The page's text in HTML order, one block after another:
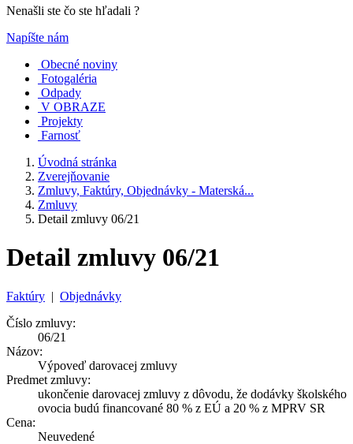
Nenašli ste čo ste hľadali ?
Napíšte nám
Obecné noviny
Fotogaléria
Odpady
V OBRAZE
Projekty
Farnosť
Úvodná stránka
Zverejňovanie
Zmluvy, Faktúry, Objednávky - Materská...
Zmluvy
Detail zmluvy 06/21
Detail zmluvy 06/21
Faktúry | Objednávky
Číslo zmluvy:
06/21
Názov:
Výpoveď darovacej zmluvy
Predmet zmluvy:
ukončenie darovacej zmluvy z dôvodu, že dodávky školského
ovocia budú financované 80 % z EÚ a 20 % z MPRV SR
Cena:
Neuvedené